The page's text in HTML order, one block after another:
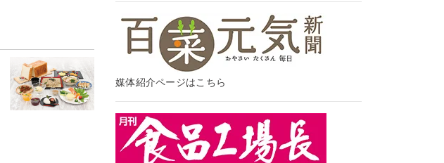
媒体紹介ページはこちら